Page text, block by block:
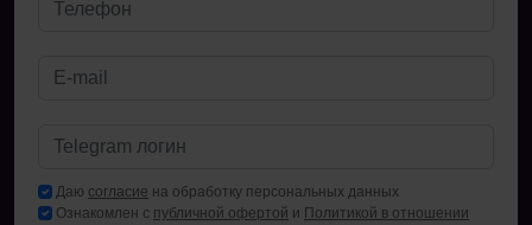
Даю согласие на обработку персональных данных
Ознакомлен с публичной офертой и Политикой в отношении